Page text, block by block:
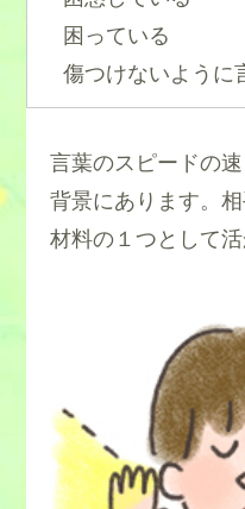
困っている
傷つけないように
言葉のスピードの
背景にあります。
材料の１つとして